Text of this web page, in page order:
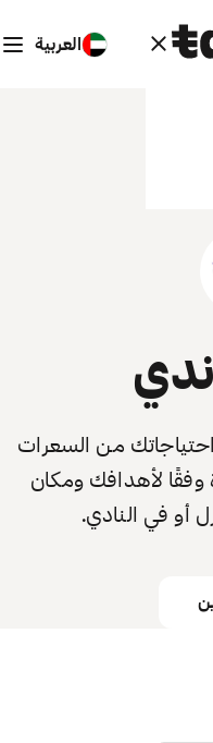
العربية
من السعرات
وفقًا لأهدافك ومكان
أو في النادي.